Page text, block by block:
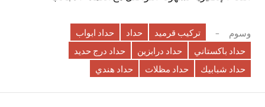
وسوم تركيب قرميد حداد
حداد ابواب
حداد باكستاني
حداد درابزين
حداد درج حديد
حداد شبابيك
حداد مظلات حداد هندي